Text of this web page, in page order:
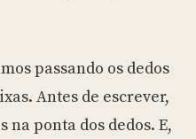
passando os dedos
Antes de escrever,
ponta dos dedos. E,